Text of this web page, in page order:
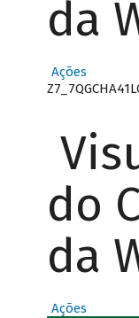
da
Ações
do
da
Ações